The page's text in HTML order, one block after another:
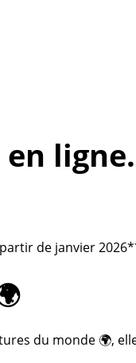
de janvier
du monde 🌍,